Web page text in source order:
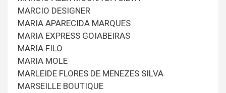
MARCIO DESIGNER
MARIA APARECIDA MARQUES
MARIA EXPRESS GOIABEIRAS
MARIA FILO
MARIA MOLE
MARLEIDE FLORES DE MENEZES SILVA
MARSEILLE BOUTIQUE